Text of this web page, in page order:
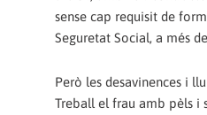
sense cap requisit de
Seguretat Social, a més
Però les desavinences i
Treball el frau amb pèls i